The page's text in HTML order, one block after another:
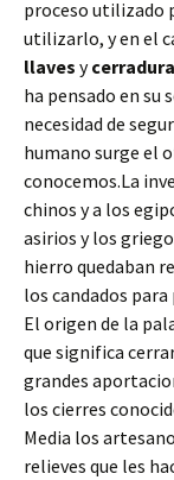
proceso utilizado
utilizarlo, y en el
llaves y
ha pensado en su
necesidad de
humano surge el
conocemos.La
chinos y a los
asirios y los
hierro quedaban
los candados
El origen de la
que significa
grandes
los cierres
Media los
relieves que les